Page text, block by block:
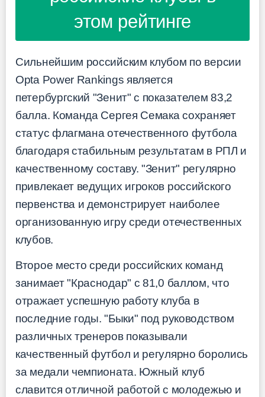
этом рейтинге
Сильнейшим российским клубом по версии
Opta Power Rankings является
петербургский "Зенит" с показателем 83,2
балла. Команда Сергея Семака сохраняет
статус флагмана отечественного футбола
благодаря стабильным результатам в РПЛ и
качественному составу. "Зенит" регулярно
привлекает ведущих игроков российского
первенства и демонстрирует наиболее
организованную игру среди отечественных
клубов.
Второе место среди российских команд
занимает "Краснодар" с 81,0 баллом, что
отражает успешную работу клуба в
последние годы. "Быки" под руководством
различных тренеров показывали
качественный футбол и регулярно боролись
за медали чемпионата. Южный клуб
славится отличной работой с молодежью и